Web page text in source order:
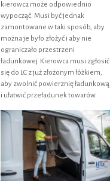
kierowca może odpowiednio
wypocząć. Musi być jednak
zamontowane w taki sposób, aby
można je było złożyć i aby nie
ograniczało przestrzeni
ładunkowej. Kierowca musi zgłosić
się do LC z już złożonym łóżkiem,
aby zwolnić powierznię ładunkową
i ułatwić przeładunek towarów.